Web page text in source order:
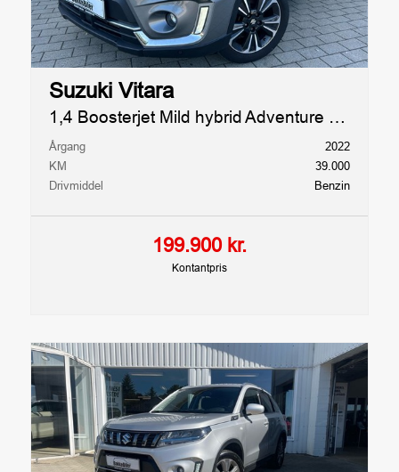
400kg 112139
Suzuki Vitara
1,4 Boosterjet Mild hybrid Adventure 129HK 5d 6g Aut.
199.900 kr.
Kontantpris
2022
Årgang
39.000
KM
Benzin
Drivmiddel